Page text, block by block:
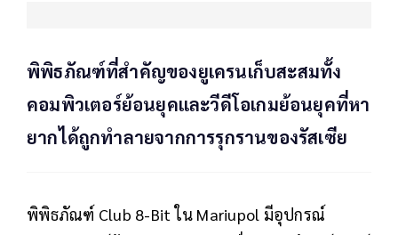
พิพิธภัณฑ์ที่สำคัญของยูเครนเก็บสะสมทั้ง
คอมพิวเตอร์ย้อนยุคและวีดีโอเกมย้อนยุคที่หา
ยากได้ถูกทำลายจากการรุกรานของรัสเซีย
พิพิธภัณฑ์ Club 8-Bit ใน Mariupol มีอุปกรณ์